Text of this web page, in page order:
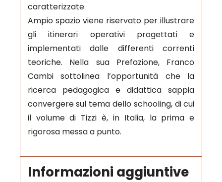
caratterizzate.
Ampio spazio viene riservato per illustrare
gli itinerari operativi progettati e
implementati dalle differenti correnti
teoriche. Nella sua Prefazione, Franco
Cambi sottolinea l’opportunità che la
ricerca pedagogica e didattica sappia
convergere sul tema dello schooling, di cui
il volume di Tizzi è, in Italia, la prima e
rigorosa messa a punto.
Informazioni aggiuntive